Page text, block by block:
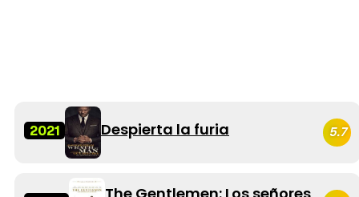
2021 Despierta la furia 5.7